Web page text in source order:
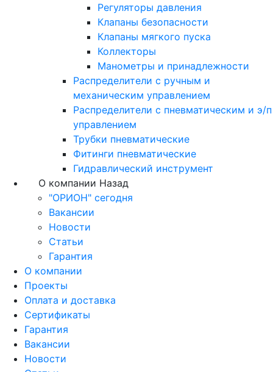
Регуляторы давления
Клапаны безопасности
Клапаны мягкого пуска
Коллекторы
Манометры и принадлежности
Распределители с ручным и
механическим управлением
Распределители с пневматическим и э/п
управлением
Трубки пневматические
Фитинги пневматические
Гидравлический инструмент
О компании Назад
"ОРИОН" сегодня
Вакансии
Новости
Статьи
Гарантия
О компании
Проекты
Оплата и доставка
Сертификаты
Гарантия
Вакансии
Новости